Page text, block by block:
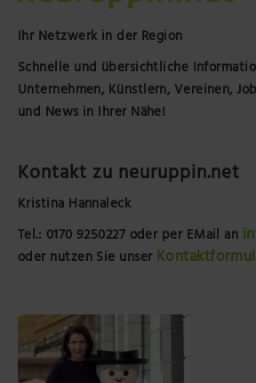
Ihr Netzwerk in der Region
Schnelle und übersichtliche
Unternehmen, Künstlern, Vereinen,
und News in Ihrer Nähe!
Kontakt zu neuruppin.net
Kristina Hannaleck
Tel.: 0170 9250227 oder per EMail an
oder nutzen Sie unser